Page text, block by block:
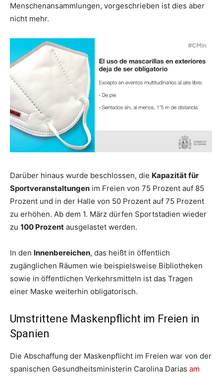
Menschenansammlungen, vorgeschrieben ist dies aber
nicht mehr.
Darüber hinaus wurde beschlossen, die Kapazität für
Sportveranstaltungen im Freien von 75 Prozent auf 85
Prozent und in der Halle von 50 Prozent auf 75 Prozent
zu erhöhen. Ab dem 1. März dürfen Sportstadien wieder
zu 100 Prozent ausgelastet werden.
In den Innenbereichen, das heißt in öffentlich
zugänglichen Räumen wie beispielsweise Bibliotheken
sowie in öffentlichen Verkehrsmitteln ist das Tragen
einer Maske weiterhin obligatorisch.
Umstrittene Maskenpflicht im Freien in
Spanien
Die Abschaffung der Maskenpflicht im Freien war von der
spanischen Gesundheitsministerin Carolina Darias am